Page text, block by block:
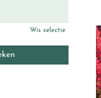
Wis selectie